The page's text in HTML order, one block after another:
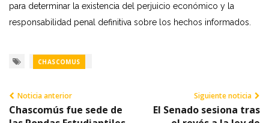
para determinar la existencia del perjuicio económico y la
responsabilidad penal definitiva sobre los hechos informados.
CHASCOMUS
Noticia anterior
Chascomús fue sede de
Siguiente noticia
El Senado sesiona tras